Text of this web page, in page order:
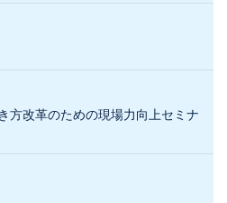
方改革のための現場力向上セミナ